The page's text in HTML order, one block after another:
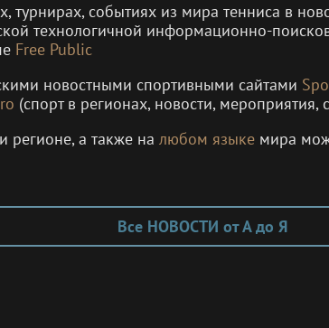
турнирах, событиях из мира тенниса в
технологичной информационно-
Free Public
новостными спортивными сайтами
(спорт в регионах, новости, мероприятия,
регионе, а также на любом языке мира
Все НОВОСТИ от А до Я